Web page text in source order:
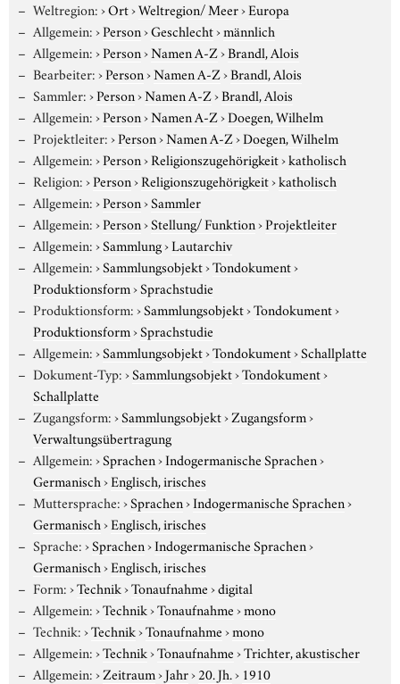
Weltregion:›Ort›Weltregion/ Meer›Europa
Allgemein:›Person›Geschlecht›männlich
Allgemein:›Person›Namen A-Z›Brandl, Alois
Bearbeiter:›Person›Namen A-Z›Brandl, Alois
Sammler:›Person›Namen A-Z›Brandl, Alois
Allgemein:›Person›Namen A-Z›Doegen, Wilhelm
Projektleiter:›Person›Namen A-Z›Doegen, Wilhelm
Allgemein:›Person›Religionszugehörigkeit›katholisch
Religion:›Person›Religionszugehörigkeit›katholisch
Allgemein:›Person›Sammler
Allgemein:›Person›Stellung/ Funktion›Projektleiter
Allgemein:›Sammlung›Lautarchiv
Allgemein:›Sammlungsobjekt›Tondokument›
Produktionsform›Sprachstudie
Produktionsform:›Sammlungsobjekt›Tondokument›
Produktionsform›Sprachstudie
Allgemein:›Sammlungsobjekt›Tondokument›Schallplatte
Dokument-Typ:›Sammlungsobjekt›Tondokument›
Schallplatte
Zugangsform:›Sammlungsobjekt›Zugangsform›
Verwaltungsübertragung
Allgemein:›Sprachen›Indogermanische Sprachen›
Germanisch›Englisch, irisches
Muttersprache:›Sprachen›Indogermanische Sprachen›
Germanisch›Englisch, irisches
Sprache:›Sprachen›Indogermanische Sprachen›
Germanisch›Englisch, irisches
Form:›Technik›Tonaufnahme›digital
Allgemein:›Technik›Tonaufnahme›mono
Technik:›Technik›Tonaufnahme›mono
Allgemein:›Technik›Tonaufnahme›Trichter, akustischer
Allgemein:›Zeitraum›Jahr›20. Jh.› 1910